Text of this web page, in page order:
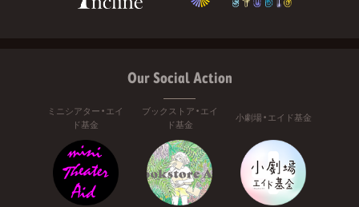
Our Social Action
ミニシアター・エイ
ド基金
ブックストア・エイ
ド基金
小劇場・エイド基金